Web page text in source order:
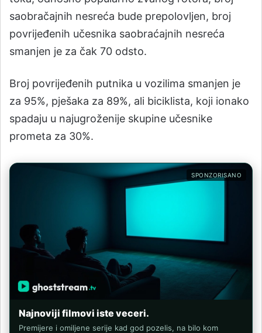
saobračajnih nesreća bude prepolovljen, broj
povrijeđenih učesnika saobraćajnih nesreća
smanjen je za čak 70 odsto.
Broj povrijeđenih putnika u vozilima smanjen je
za 95%, pješaka za 89%, ali biciklista, koji ionako
spadaju u najugroženije skupine učesnike
prometa za 30%.
SPONZORISANO
Najnoviji filmovi iste veceri.
Premijere i omiljene serije kad god pozelis, na bilo kom